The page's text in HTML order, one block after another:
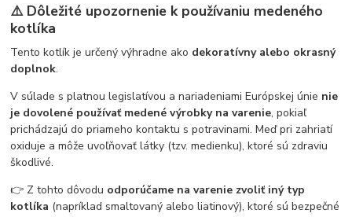
⚠️ Dôležité upozornenie k používaniu medeného
kotlíka
Tento kotlík je určený výhradne ako dekoratívny alebo okrasný
doplnok.
V súlade s platnou legislatívou a nariadeniami Európskej únie nie
je dovolené používať medené výrobky na varenie, pokiaľ
prichádzajú do priameho kontaktu s potravinami. Meď pri zahriatí
oxiduje a môže uvoľňovať látky (tzv. medienku), ktoré sú zdraviu
škodlivé.
👉 Z tohto dôvodu odporúčame na varenie zvoliť iný typ
kotlíka (napríklad smaltovaný alebo liatinový), ktoré sú bezpečné